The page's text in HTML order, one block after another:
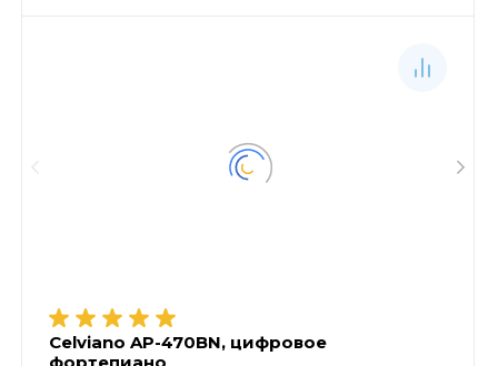
Celviano AP-470BN, цифровое